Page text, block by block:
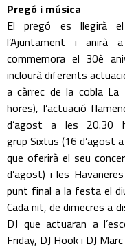
Pregó i música
El pregó es llegirà
l’Ajuntament i anirà
commemora el 30è
inclourà diferents
a càrrec de la cobla La
hores), l’actuació
d’agost a les 20.30
grup Sixtus (16 d’agost
que oferirà el seu
d’agost) i les
punt final a la festa el
Cada nit, de dimecres a
DJ que actuaran a
Friday, DJ Hook i DJ Marc